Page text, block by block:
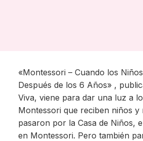
«Montessori – Cuando los
Después de los 6 Años» ,
Viva, viene para dar una luz a
Montessori que reciben niños y
pasaron por la Casa de Niños,
en Montessori. Pero también